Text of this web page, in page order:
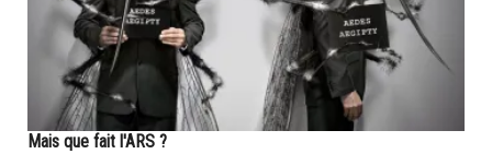
Mais que fait l'ARS ?